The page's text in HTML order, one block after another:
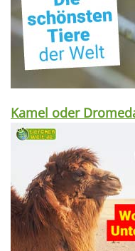
Kamel oder